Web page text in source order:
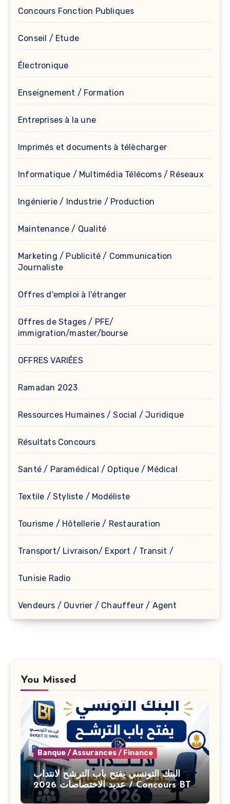
Concours Fonction Publiques
Conseil / Etude
Électronique
Enseignement / Formation
Entreprises à la une
Imprimés et documents à télècharger
Informatique / Multimédia Télécoms / Réseaux
Ingénierie / Industrie / Production
Maintenance / Qualité
Marketing / Publicité / Communication
Journaliste
Offres d'emploi à l'étranger
Offres de Stages / PFE/
immigration/master/bourse
OFFRES VARIÉES
Ramadan 2023
Ressources Humaines / Social / Juridique
Résultats Concours
Santé / Paramédical / Optique / Médical
Textile / Styliste / Modéliste
Tourisme / Hôtellerie / Restauration
Transport/ Livraison/ Export / Transit /
Tunisie Radio
Vendeurs / Ouvrier / Chauffeur / Agent
You Missed
Banque / Assurances / Finance
البنك التونسي يفتح باب الترشح لانتداب
عديد الاختصاصات 2026 / Concours BT
Banque de Tunisie 2026